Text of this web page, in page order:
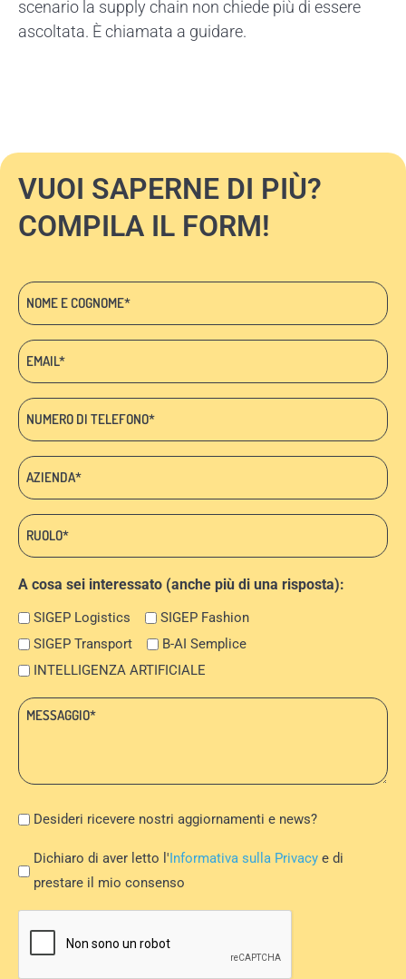
scenario la supply chain non chiede più di essere
ascoltata. È chiamata a guidare.
VUOI SAPERNE DI PIÙ?
COMPILA IL FORM!
Nome
e
cognome
Email:
*
Telefono
*
Azienda:
*
Ruolo:
*
A cosa sei interessato (anche più di una risposta):
SIGEP Logistics
SIGEP Fashion
SIGEP Transport
B-AI Semplice
INTELLIGENZA ARTIFICIALE
Messaggio:
Newsletter
Desideri ricevere nostri aggiornamenti e news?
Privacy
Policy
*
Dichiaro di aver letto l'Informativa sulla Privacy e di
prestare il mio consenso